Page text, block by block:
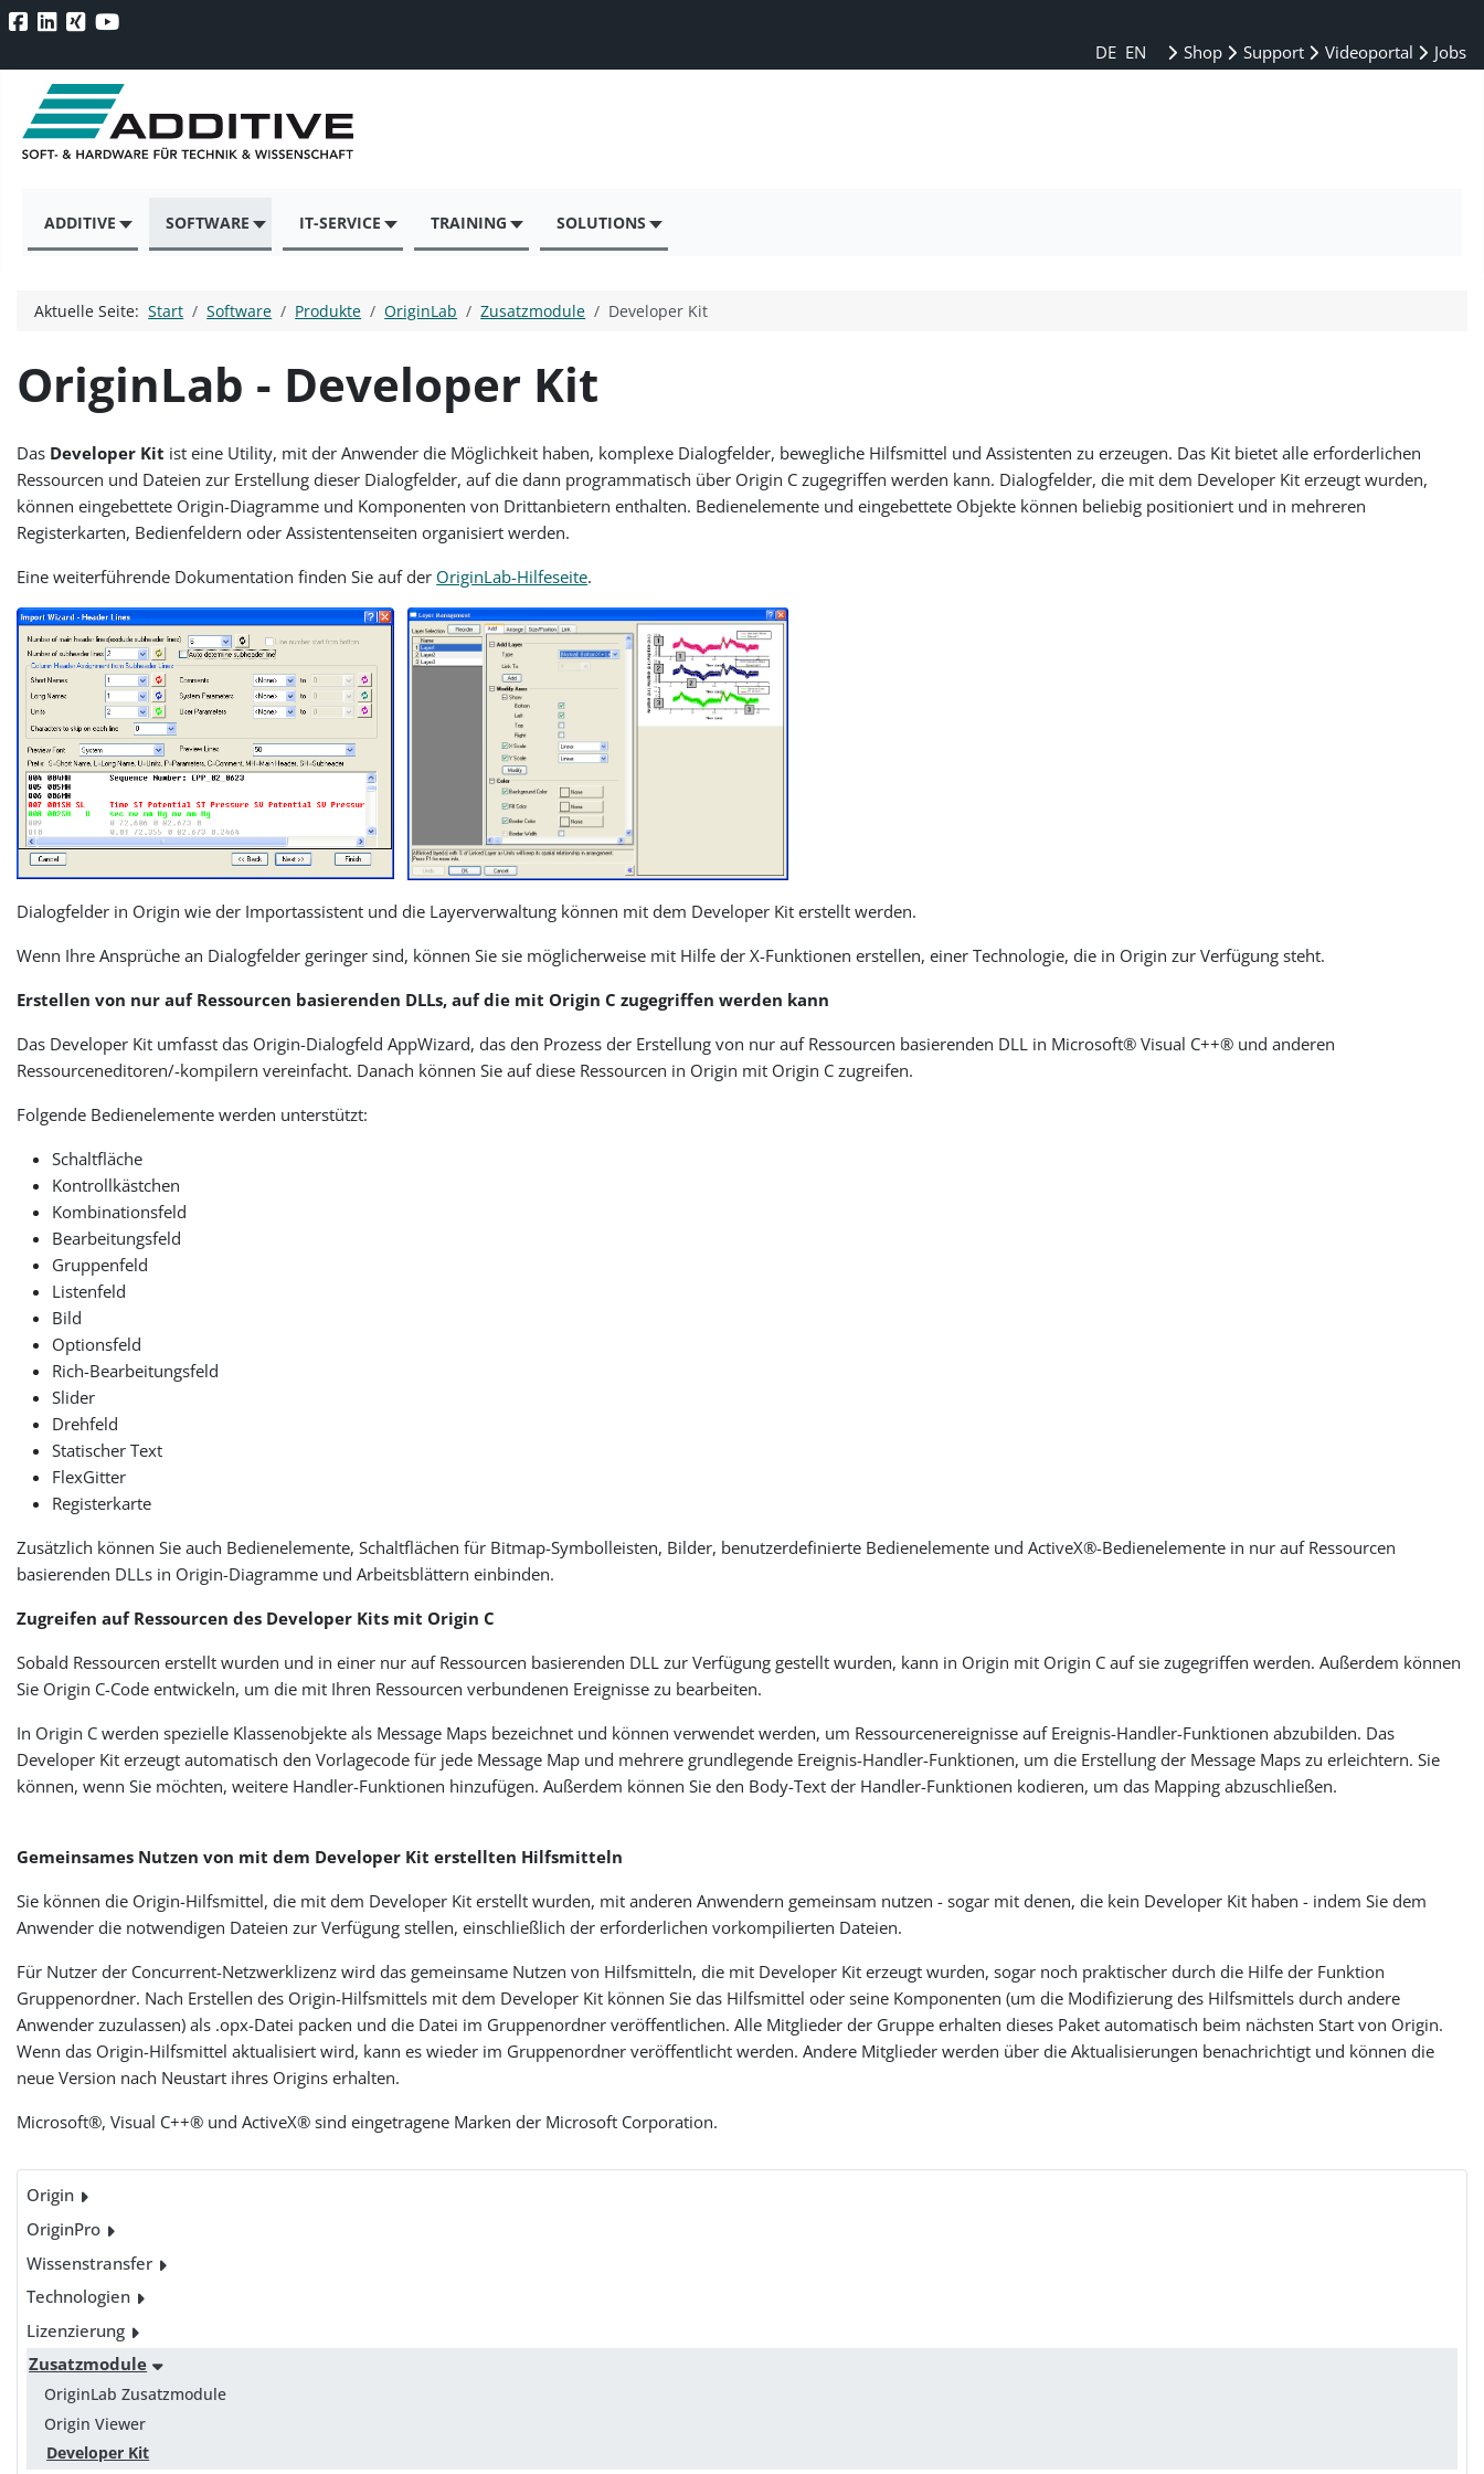
DE EN Shop Support Videoportal Jobs
ADDITIVE SOFTWARE IT-SERVICE TRAINING SOLUTIONS
Origin
OriginPro
Wissenstransfer
Technologien
Lizenzierung
Zusatzmodule
OriginLab Zusatzmodule
Origin Viewer
Developer Kit
Aktuelle Seite:Start Software Produkte OriginLab Zusatzmodule Developer Kit
OriginLab - Developer Kit
Das Developer Kit ist eine Utility, mit der Anwender die Möglichkeit haben, komplexe Dialogfelder, bewegliche Hilfsmittel und Assistenten zu erzeugen. Das Kit bietet alle erforderlichen
Ressourcen und Dateien zur Erstellung dieser Dialogfelder, auf die dann programmatisch über Origin C zugegriffen werden kann. Dialogfelder, die mit dem Developer Kit erzeugt wurden,
können eingebettete Origin-Diagramme und Komponenten von Drittanbietern enthalten. Bedienelemente und eingebettete Objekte können beliebig positioniert und in mehreren
Registerkarten, Bedienfeldern oder Assistentenseiten organisiert werden.
Eine weiterführende Dokumentation finden Sie auf der OriginLab-Hilfeseite.
Dialogfelder in Origin wie der Importassistent und die Layerverwaltung können mit dem Developer Kit erstellt werden.
Wenn Ihre Ansprüche an Dialogfelder geringer sind, können Sie sie möglicherweise mit Hilfe der X-Funktionen erstellen, einer Technologie, die in Origin zur Verfügung steht.
Erstellen von nur auf Ressourcen basierenden DLLs, auf die mit Origin C zugegriffen werden kann
Das Developer Kit umfasst das Origin-Dialogfeld AppWizard, das den Prozess der Erstellung von nur auf Ressourcen basierenden DLL in Microsoft® Visual C++® und anderen
Ressourceneditoren/-kompilern vereinfacht. Danach können Sie auf diese Ressourcen in Origin mit Origin C zugreifen.
Folgende Bedienelemente werden unterstützt:
Schaltfläche
Kontrollkästchen
Kombinationsfeld
Bearbeitungsfeld
Gruppenfeld
Listenfeld
Bild
Optionsfeld
Rich-Bearbeitungsfeld
Slider
Drehfeld
Statischer Text
FlexGitter
Registerkarte
Zusätzlich können Sie auch Bedienelemente, Schaltflächen für Bitmap-Symbolleisten, Bilder, benutzerdefinierte Bedienelemente und ActiveX®-Bedienelemente in nur auf Ressourcen
basierenden DLLs in Origin-Diagramme und Arbeitsblättern einbinden.
Zugreifen auf Ressourcen des Developer Kits mit Origin C
Sobald Ressourcen erstellt wurden und in einer nur auf Ressourcen basierenden DLL zur Verfügung gestellt wurden, kann in Origin mit Origin C auf sie zugegriffen werden. Außerdem können
Sie Origin C-Code entwickeln, um die mit Ihren Ressourcen verbundenen Ereignisse zu bearbeiten.
In Origin C werden spezielle Klassenobjekte als Message Maps bezeichnet und können verwendet werden, um Ressourcenereignisse auf Ereignis-Handler-Funktionen abzubilden. Das
Developer Kit erzeugt automatisch den Vorlagecode für jede Message Map und mehrere grundlegende Ereignis-Handler-Funktionen, um die Erstellung der Message Maps zu erleichtern. Sie
können, wenn Sie möchten, weitere Handler-Funktionen hinzufügen. Außerdem können Sie den Body-Text der Handler-Funktionen kodieren, um das Mapping abzuschließen.
Gemeinsames Nutzen von mit dem Developer Kit erstellten Hilfsmitteln
Sie können die Origin-Hilfsmittel, die mit dem Developer Kit erstellt wurden, mit anderen Anwendern gemeinsam nutzen - sogar mit denen, die kein Developer Kit haben - indem Sie dem
Anwender die notwendigen Dateien zur Verfügung stellen, einschließlich der erforderlichen vorkompilierten Dateien.
Für Nutzer der Concurrent-Netzwerklizenz wird das gemeinsame Nutzen von Hilfsmitteln, die mit Developer Kit erzeugt wurden, sogar noch praktischer durch die Hilfe der Funktion
Gruppenordner. Nach Erstellen des Origin-Hilfsmittels mit dem Developer Kit können Sie das Hilfsmittel oder seine Komponenten (um die Modifizierung des Hilfsmittels durch andere
Anwender zuzulassen) als .opx-Datei packen und die Datei im Gruppenordner veröffentlichen. Alle Mitglieder der Gruppe erhalten dieses Paket automatisch beim nächsten Start von Origin.
Wenn das Origin-Hilfsmittel aktualisiert wird, kann es wieder im Gruppenordner veröffentlicht werden. Andere Mitglieder werden über die Aktualisierungen benachrichtigt und können die
neue Version nach Neustart ihres Origins erhalten.
Microsoft®, Visual C++® und ActiveX® sind eingetragene Marken der Microsoft Corporation.